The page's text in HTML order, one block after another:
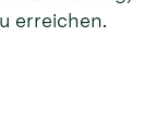
erreichen.